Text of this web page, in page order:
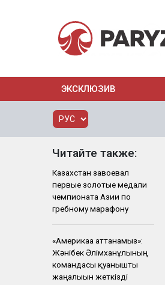
ЭКСКЛЮЗИВ
Читайте также:
Казахстан завоевал
первые золотые медали
чемпионата Азии по
гребному марафону
«Америкаға аттанамыз»:
Жәнібек Әлімханұлының
командасы қуанышты
жаңалығын жеткізді